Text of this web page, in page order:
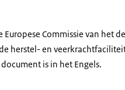
Commissie van het
herstel- en
is in het Engels.